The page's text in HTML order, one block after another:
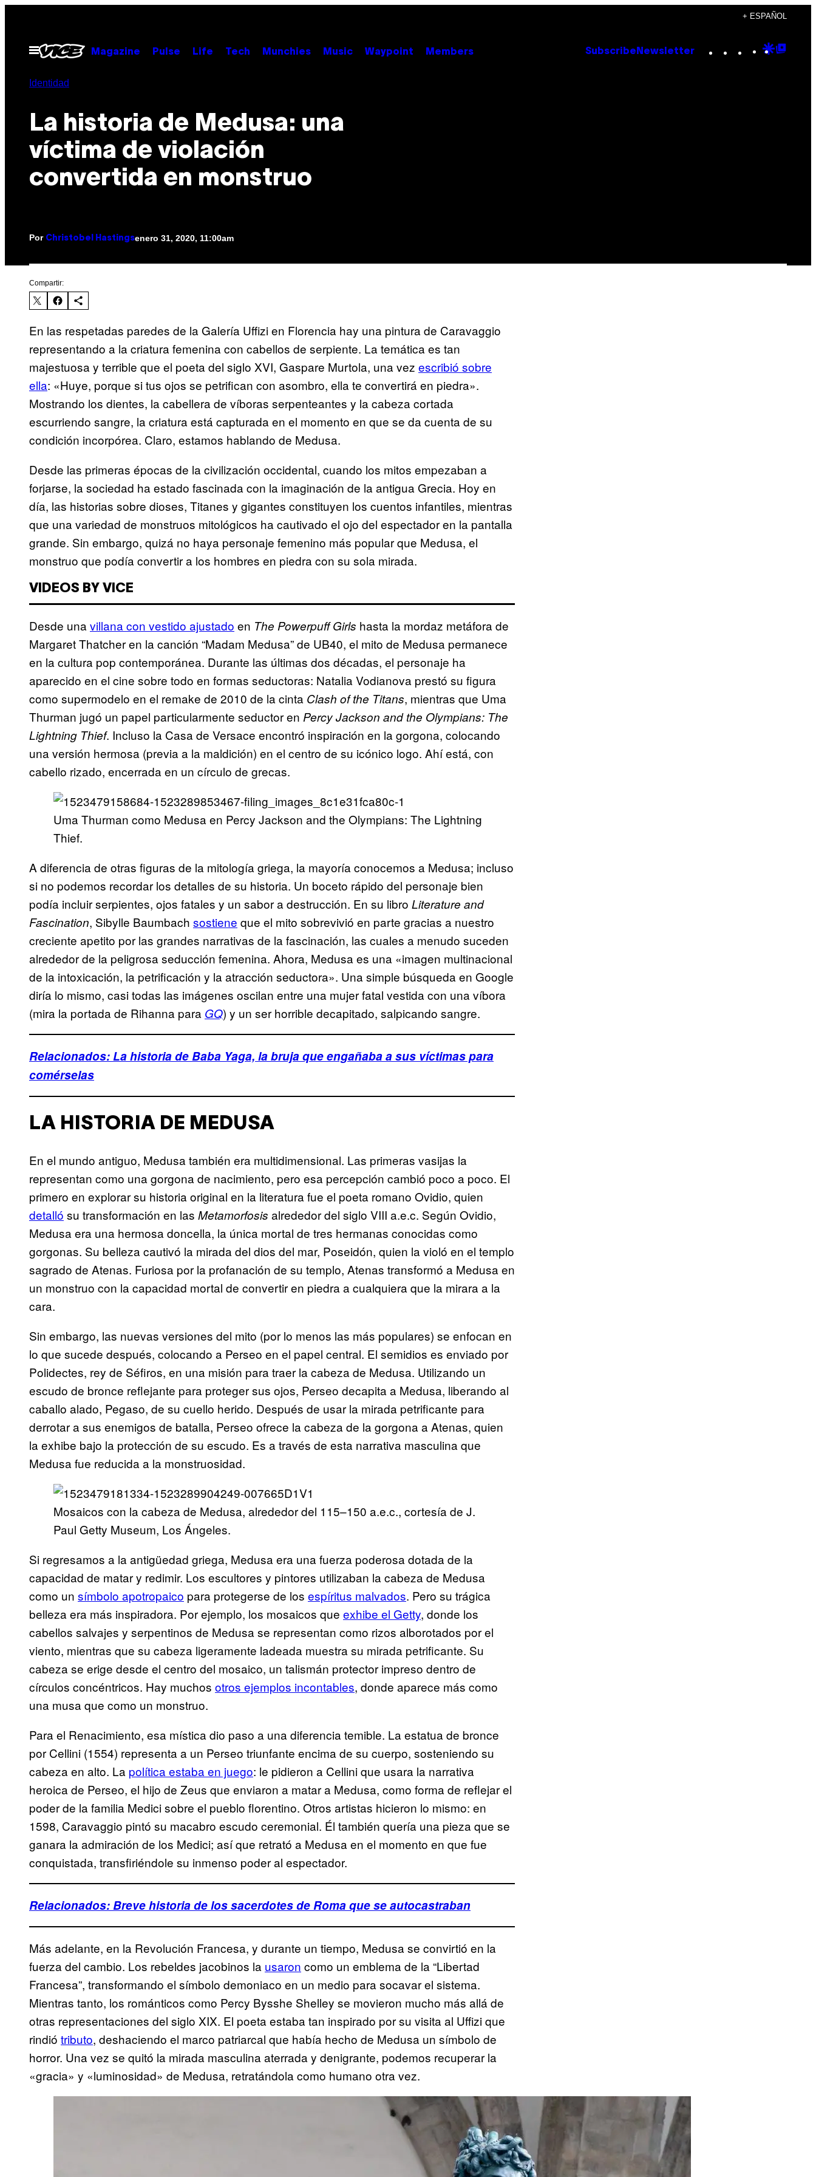
contenido
+ ESPAÑOL
Abrir
Menú
Magazine Pulse Life Tech Munchies Music Waypoint Members Subscribe Newsletter Instagram
TikTok
YouTube
Google
Identidad
La historia de Medusa: una
víctima de violación
convertida en monstruo
Por Christobel Hastingsenero 31, 2020, 11:00am
Compartir:
En las respetadas paredes de la Galería Uffizi en Florencia hay una pintura de Caravaggio
representando a la criatura femenina con cabellos de serpiente. La temática es tan
majestuosa y terrible que el poeta del siglo XVI, Gaspare Murtola, una vez escribió sobre
ella: «Huye, porque si tus ojos se petrifican con asombro, ella te convertirá en piedra».
Mostrando los dientes, la cabellera de víboras serpenteantes y la cabeza cortada
escurriendo sangre, la criatura está capturada en el momento en que se da cuenta de su
condición incorpórea. Claro, estamos hablando de Medusa.
Desde las primeras épocas de la civilización occidental, cuando los mitos empezaban a
forjarse, la sociedad ha estado fascinada con la imaginación de la antigua Grecia. Hoy en
día, las historias sobre dioses, Titanes y gigantes constituyen los cuentos infantiles, mientras
que una variedad de monstruos mitológicos ha cautivado el ojo del espectador en la pantalla
grande. Sin embargo, quizá no haya personaje femenino más popular que Medusa, el
monstruo que podía convertir a los hombres en piedra con su sola mirada.
VIDEOS BY VICE
Desde una villana con vestido ajustado en The Powerpuff Girls hasta la mordaz metáfora de
Margaret Thatcher en la canción “Madam Medusa” de UB40, el mito de Medusa permanece
en la cultura pop contemporánea. Durante las últimas dos décadas, el personaje ha
aparecido en el cine sobre todo en formas seductoras: Natalia Vodianova prestó su figura
como supermodelo en el remake de 2010 de la cinta Clash of the Titans, mientras que Uma
Thurman jugó un papel particularmente seductor en Percy Jackson and the Olympians: The
Lightning Thief. Incluso la Casa de Versace encontró inspiración en la gorgona, colocando
una versión hermosa (previa a la maldición) en el centro de su icónico logo. Ahí está, con
cabello rizado, encerrada en un círculo de grecas.
Uma Thurman como Medusa en Percy Jackson and the Olympians: The Lightning
Thief.
A diferencia de otras figuras de la mitología griega, la mayoría conocemos a Medusa; incluso
si no podemos recordar los detalles de su historia. Un boceto rápido del personaje bien
podía incluir serpientes, ojos fatales y un sabor a destrucción. En su libro Literature and
Fascination, Sibylle Baumbach sostiene que el mito sobrevivió en parte gracias a nuestro
creciente apetito por las grandes narrativas de la fascinación, las cuales a menudo suceden
alrededor de la peligrosa seducción femenina. Ahora, Medusa es una «imagen multinacional
de la intoxicación, la petrificación y la atracción seductora». Una simple búsqueda en Google
diría lo mismo, casi todas las imágenes oscilan entre una mujer fatal vestida con una víbora
(mira la portada de Rihanna para GQ) y un ser horrible decapitado, salpicando sangre.
Relacionados: La historia de Baba Yaga, la bruja que engañaba a sus víctimas para
comérselas
LA HISTORIA DE MEDUSA
En el mundo antiguo, Medusa también era multidimensional. Las primeras vasijas la
representan como una gorgona de nacimiento, pero esa percepción cambió poco a poco. El
primero en explorar su historia original en la literatura fue el poeta romano Ovidio, quien
detalló su transformación en las Metamorfosis alrededor del siglo VIII a.e.c. Según Ovidio,
Medusa era una hermosa doncella, la única mortal de tres hermanas conocidas como
gorgonas. Su belleza cautivó la mirada del dios del mar, Poseidón, quien la violó en el templo
sagrado de Atenas. Furiosa por la profanación de su templo, Atenas transformó a Medusa en
un monstruo con la capacidad mortal de convertir en piedra a cualquiera que la mirara a la
cara.
Sin embargo, las nuevas versiones del mito (por lo menos las más populares) se enfocan en
lo que sucede después, colocando a Perseo en el papel central. El semidios es enviado por
Polidectes, rey de Séfiros, en una misión para traer la cabeza de Medusa. Utilizando un
escudo de bronce reflejante para proteger sus ojos, Perseo decapita a Medusa, liberando al
caballo alado, Pegaso, de su cuello herido. Después de usar la mirada petrificante para
derrotar a sus enemigos de batalla, Perseo ofrece la cabeza de la gorgona a Atenas, quien
la exhibe bajo la protección de su escudo. Es a través de esta narrativa masculina que
Medusa fue reducida a la monstruosidad.
Mosaicos con la cabeza de Medusa, alrededor del 115–150 a.e.c., cortesía de J.
Paul Getty Museum, Los Ángeles.
Si regresamos a la antigüedad griega, Medusa era una fuerza poderosa dotada de la
capacidad de matar y redimir. Los escultores y pintores utilizaban la cabeza de Medusa
como un símbolo apotropaico para protegerse de los espíritus malvados. Pero su trágica
belleza era más inspiradora. Por ejemplo, los mosaicos que exhibe el Getty, donde los
cabellos salvajes y serpentinos de Medusa se representan como rizos alborotados por el
viento, mientras que su cabeza ligeramente ladeada muestra su mirada petrificante. Su
cabeza se erige desde el centro del mosaico, un talismán protector impreso dentro de
círculos concéntricos. Hay muchos otros ejemplos incontables, donde aparece más como
una musa que como un monstruo.
Para el Renacimiento, esa mística dio paso a una diferencia temible. La estatua de bronce
por Cellini (1554) representa a un Perseo triunfante encima de su cuerpo, sosteniendo su
cabeza en alto. La política estaba en juego: le pidieron a Cellini que usara la narrativa
heroica de Perseo, el hijo de Zeus que enviaron a matar a Medusa, como forma de reflejar el
poder de la familia Medici sobre el pueblo florentino. Otros artistas hicieron lo mismo: en
1598, Caravaggio pintó su macabro escudo ceremonial. Él también quería una pieza que se
ganara la admiración de los Medici; así que retrató a Medusa en el momento en que fue
conquistada, transfiriéndole su inmenso poder al espectador.
Relacionados: Breve historia de los sacerdotes de Roma que se autocastraban
Más adelante, en la Revolución Francesa, y durante un tiempo, Medusa se convirtió en la
fuerza del cambio. Los rebeldes jacobinos la usaron como un emblema de la “Libertad
Francesa”, transformando el símbolo demoniaco en un medio para socavar el sistema.
Mientras tanto, los románticos como Percy Bysshe Shelley se movieron mucho más allá de
otras representaciones del siglo XIX. El poeta estaba tan inspirado por su visita al Uffizi que
rindió tributo, deshaciendo el marco patriarcal que había hecho de Medusa un símbolo de
horror. Una vez se quitó la mirada masculina aterrada y denigrante, podemos recuperar la
«gracia» y «luminosidad» de Medusa, retratándola como humano otra vez.